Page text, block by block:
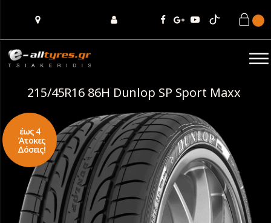
215/45R16 86H Dunlop SP Sport Maxx
έως 4
Άτοκες
Δόσεις!